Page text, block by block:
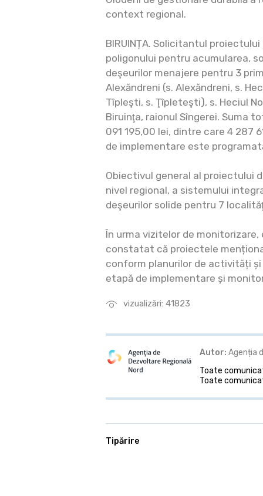
vizualizări: 41823
context regional.
BIRUINȚA. Solicitantul
poligonului pentru acumularea,
deşeurilor menajere pentru 3
Alexăndreni (s. Alexăndreni, s.
Tîpleşti, s. Ţîpleteşti), s. Heciul
Biruinţa, raionul Sîngerei. Suma
091 195,00 lei, dintre care 4 287
de implementare este
Obiectivul general al proiectului
nivel regional, a sistemului
deşeurilor solide pentru 7
În urma vizitelor de monitorizare,
constatat că proiectele
conform planurilor de activități
etapă de implementare și
Autor: Agenția
Toate
Toate
Tipărire